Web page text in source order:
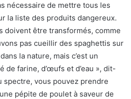
nécessaire de mettre tous les
la liste des produits dangereux.
doivent être transformés, comme
pas cueillir des spaghettis sur
la nature, mais c’est un
de farine, d’œufs et d’eau », dit-
spectre, vous pouvez prendre
pépite de poulet à saveur de